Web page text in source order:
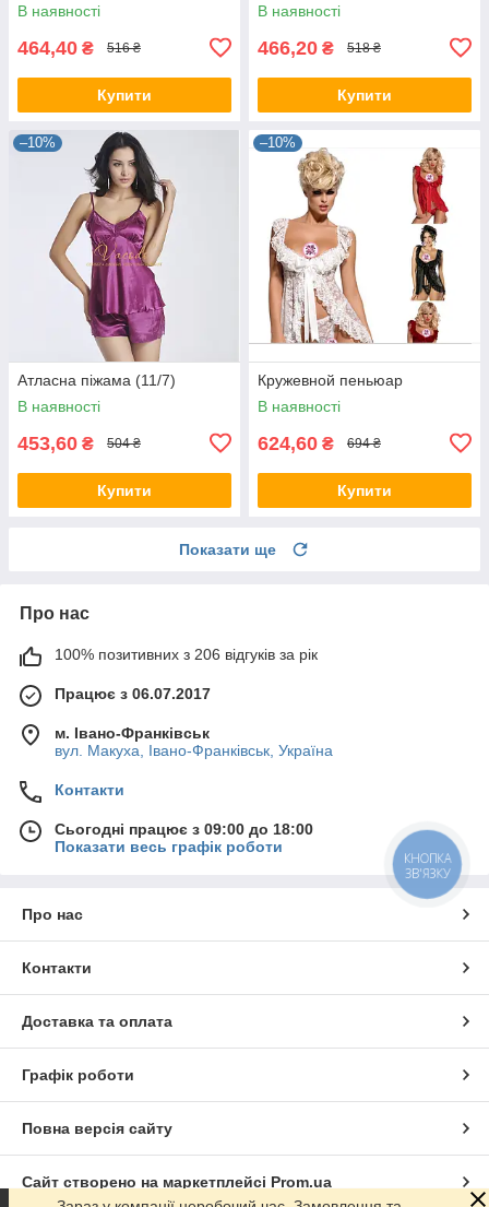
В наявності
464,40 ₴ 516 ₴
Купити
В наявності
466,20 ₴ 518 ₴
Купити
–10%
Атласна піжама (11/7)
В наявності
453,60 ₴ 504 ₴
Купити
–10%
Кружевной пеньюар
В наявності
624,60 ₴ 694 ₴
Купити
Показати ще
Про нас
100% позитивних з 206 відгуків за рік
Працює з 06.07.2017
м. Івано-Франківськ
вул. Макуха, Івано-Франківськ, Україна
Контакти
Сьогодні працює з 09:00 до 18:00
Показати весь графік роботи
Про нас
Контакти
Доставка та оплата
Графік роботи
Повна версія сайту
Сайт створено на маркетплейсі Prom.ua
КНОПКА
ЗВ'ЯЗКУ